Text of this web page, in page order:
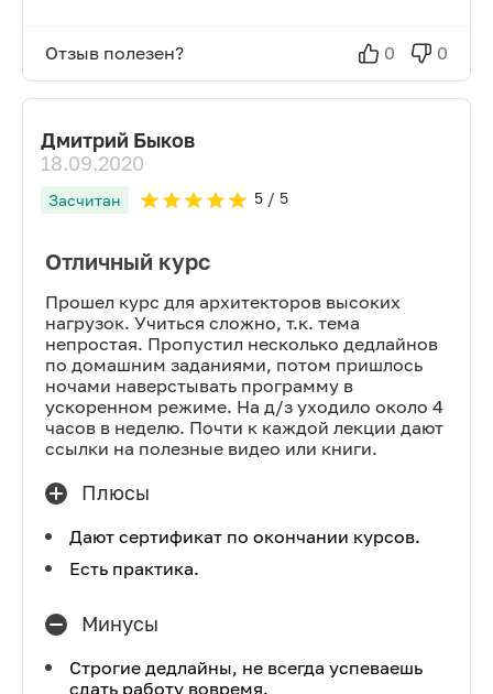
Отзыв полезен? 0 0
Дмитрий Быков
18.09.2020
Засчитан 5/ 5
Отличный курс
Прошел курс для архитекторов высоких
нагрузок. Учиться сложно, т.к. тема
непростая. Пропустил несколько дедлайнов
по домашним заданиями, потом пришлось
ночами наверстывать программу в
ускоренном режиме. На д/з уходило около 4
часов в неделю. Почти к каждой лекции дают
ссылки на полезные видео или книги.
Плюсы
Дают сертификат по окончании курсов.
Есть практика.
Минусы
Строгие дедлайны, не всегда успеваешь
сдать работу вовремя.